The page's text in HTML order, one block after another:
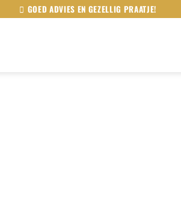
GOED ADVIES EN GEZELLIG PRAATJE!